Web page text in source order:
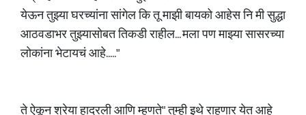
येऊन तुझ्या घरच्यांना सांगेल कि तू माझी बायको आहेस नि मी सुद्धा
आठवडाभर तुझ्यासोबत तिकडी राहील... मला पण माझ्या सासरच्या
लोकांना भेटायचं आहे....."
ते ऐकून श्रेया हादरली आणि म्हणते" तुम्ही इथे राहणार येत आहे